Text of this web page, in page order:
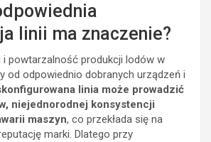
linii ma znaczenie?
i powtarzalność produkcji lodów w
od odpowiednio dobranych urządzeń i
linia może prowadzić
niejednorodnej konsystencji
maszyn, co przekłada się na
marki. Dlatego przy